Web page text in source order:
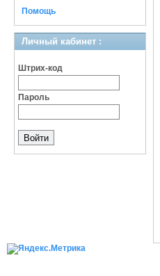
Помощь
Личный кабинет :
Штрих-код
Пароль